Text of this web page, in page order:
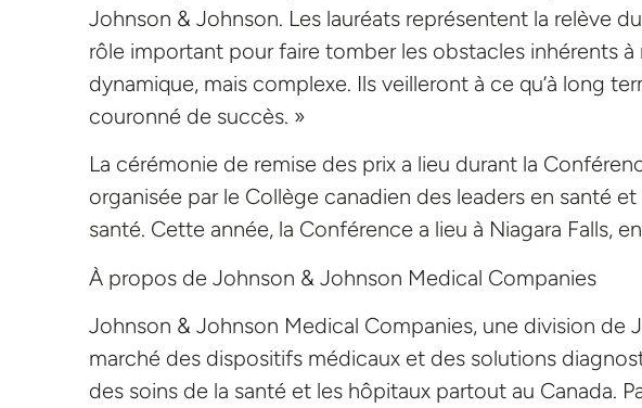
Johnson & Johnson. Les lauréats représentent la relève
rôle important pour faire tomber les obstacles inhérents
dynamique, mais complexe. Ils veilleront à ce qu’à long
couronné de succès. »
La cérémonie de remise des prix a lieu durant la
organisée par le Collège canadien des leaders en santé
santé. Cette année, la Conférence a lieu à Niagara Falls,
À propos de Johnson & Johnson Medical Companies
Johnson & Johnson Medical Companies, une division de
marché des dispositifs médicaux et des solutions
des soins de la santé et les hôpitaux partout au Canada.